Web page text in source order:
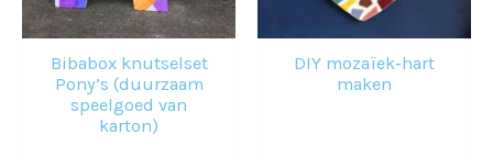
Bibabox knutselset
Pony’s (duurzaam
speelgoed van
karton)
Deze
optie
DIY mozaïek-hart
maken
optie